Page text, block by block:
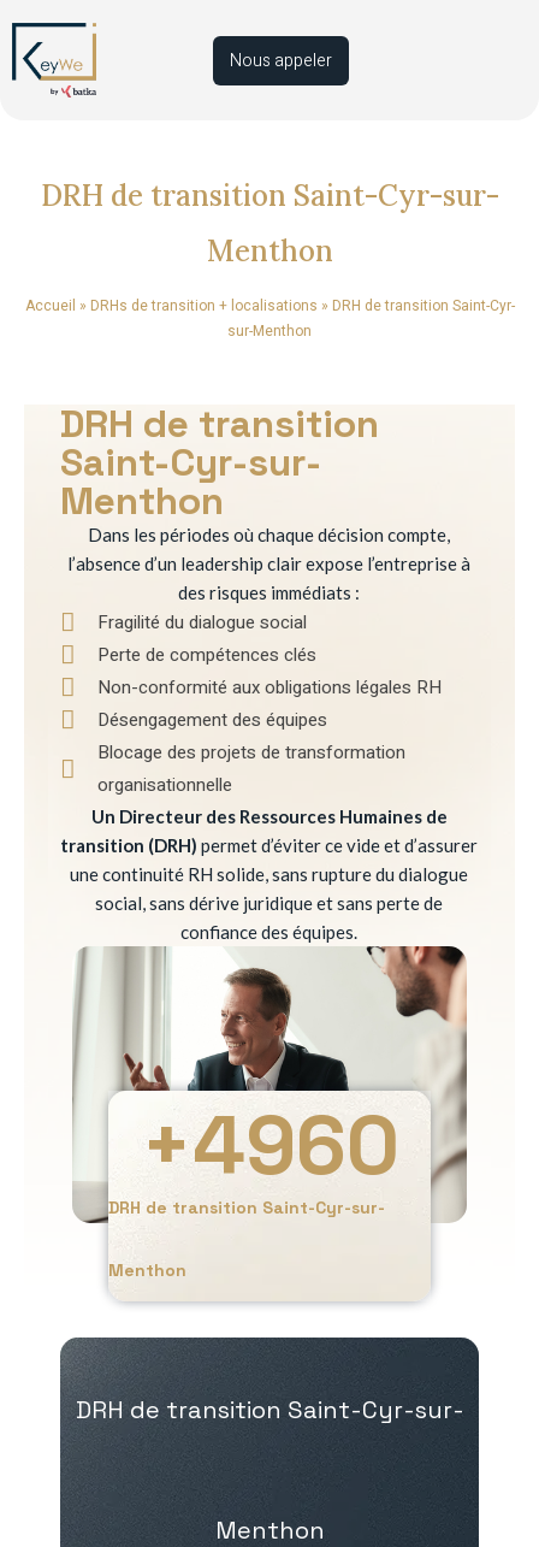
Nous appeler
DRH de transition Saint-Cyr-sur-
Menthon
Accueil » DRHs de transition + localisations » DRH de transition Saint-Cyr-
sur-Menthon
DRH de transition
Saint-Cyr-sur-
Menthon
Dans les périodes où chaque décision compte,
l’absence d’un leadership clair expose l’entreprise à
des risques immédiats :
Fragilité du dialogue social
Perte de compétences clés
Non-conformité aux obligations légales RH
Désengagement des équipes
Blocage des projets de transformation
organisationnelle
Un Directeur des Ressources Humaines de
transition (DRH) permet d’éviter ce vide et d’assurer
une continuité RH solide, sans rupture du dialogue
social, sans dérive juridique et sans perte de
confiance des équipes.
DRH de transition Saint-Cyr-sur-
Menthon
+4960
DRH de transition Saint-Cyr-sur-
Menthon